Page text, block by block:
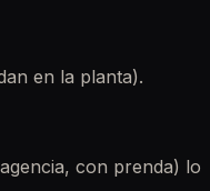
en la planta).
con prenda) lo